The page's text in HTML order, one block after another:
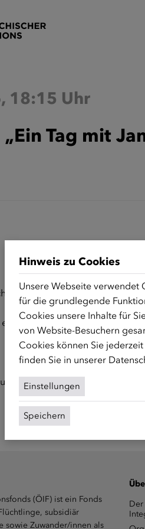
18:15 Uhr
Tag mit
15 Minuten vor dem Start
Anleitungsvideo
(ÖIF) ist ein Fonds
subsidiär
sowie Zuwander/innen als
Der
Hinweis zu Cookies
Unsere Webseite verwendet
für die grundlegende
Cookies unsere Inhalte für
von Website-Besuchern
Cookies können Sie
finden Sie in unserer
Einstellungen
Speichern